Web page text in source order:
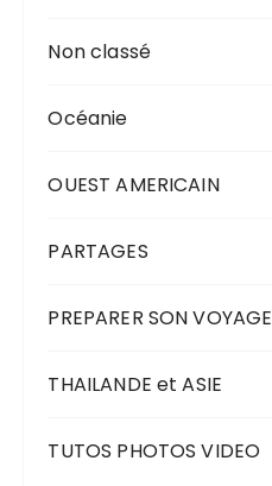
Non classé
Océanie
OUEST AMERICAIN
PARTAGES
PREPARER SON VOYAGE
THAILANDE et ASIE
TUTOS PHOTOS VIDEO